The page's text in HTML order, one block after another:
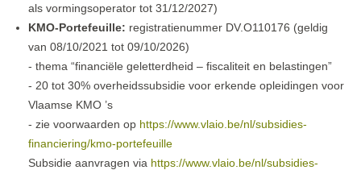
als vormingsoperator tot 31/12/2027)
KMO-Portefeuille: registratienummer DV.O110176 (geldig
van 08/10/2021 tot 09/10/2026)
- thema “financiële geletterdheid – fiscaliteit en belastingen”
- 20 tot 30% overheidssubsidie voor erkende opleidingen voor
Vlaamse KMO ’s
- zie voorwaarden op https://www.vlaio.be/nl/subsidies-
financiering/kmo-portefeuille
Subsidie aanvragen via https://www.vlaio.be/nl/subsidies-